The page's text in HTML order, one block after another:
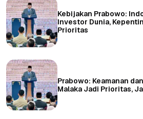
Kebijakan Prabowo:
Investor Dunia,
Prioritas
Prabowo: Keamanan
Malaka Jadi Prioritas,